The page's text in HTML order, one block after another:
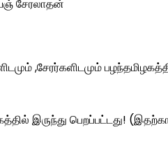
சேரலாதன்
,சேரர்களிடமும்
இருந்து பெறப்பட்டது!